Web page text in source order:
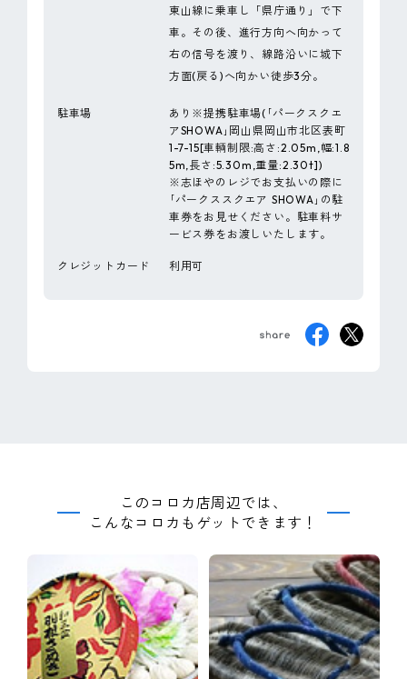
東山線に乗車し「県庁通り」で下
車。その後、進行方向へ向かって
右の信号を渡り、線路沿いに城下
方面(戻る)へ向かい徒歩3分。
駐車場
あり※提携駐車場(｢パークスクエ
アSHOWA｣岡山県岡山市北区表町
1-7-15[車輌制限:高さ:2.05m,幅:1.8
5m,長さ:5.30m,重量:2.30t])
※志ほやのレジでお支払いの際に
｢パークススクエア SHOWA｣の駐
車券をお見せください。駐車料サ
ービス券をお渡しいたします。
クレジットカード 利用可
このコロカ店周辺では、
こんなコロカもゲットできます！